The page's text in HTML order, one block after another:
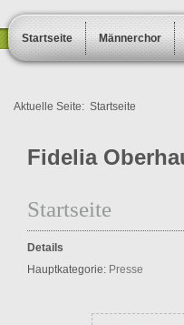
Startseite Männerchor
Aktuelle Seite: Startseite
Fidelia
Startseite
Details
Hauptkategorie: Presse